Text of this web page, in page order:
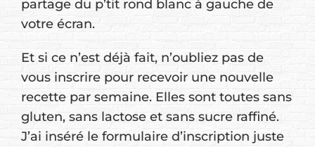
partage du p’tit rond blanc à gauche de
votre écran.
Et si ce n’est déjà fait, n’oubliez pas de
vous inscrire pour recevoir une nouvelle
recette par semaine. Elles sont toutes sans
gluten, sans lactose et sans sucre raffiné.
J’ai inséré le formulaire d’inscription juste